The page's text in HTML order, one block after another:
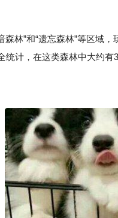
林”和“遗忘森林”等区域，
统计，在这类森林中大约有